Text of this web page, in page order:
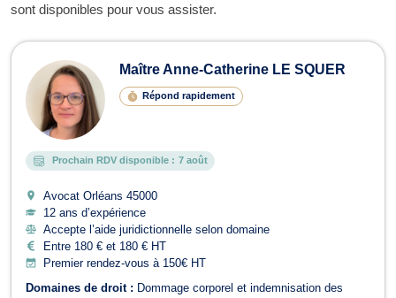
sont disponibles pour vous assister.
Avocats à Orléans
Maître Anne-Catherine LE SQUER
Répond rapidement
Prochain RDV disponible : 7 août
Avocat Orléans 45000
12 ans d’expérience
Accepte l’aide juridictionnelle selon domaine
Entre 180 € et 180 € HT
Premier rendez-vous à 150€ HT
Domaines de droit : Dommage corporel et indemnisation des